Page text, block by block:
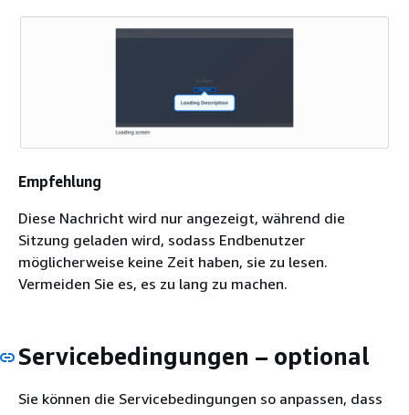
Empfehlung
Diese Nachricht wird nur angezeigt, während die
Sitzung geladen wird, sodass Endbenutzer
möglicherweise keine Zeit haben, sie zu lesen.
Vermeiden Sie es, es zu lang zu machen.
Servicebedingungen – optional
Sie können die Servicebedingungen so anpassen, dass